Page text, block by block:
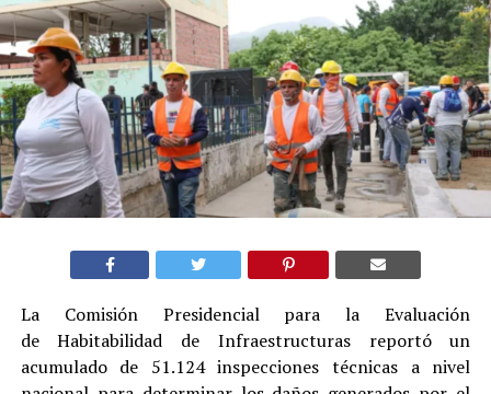
La Comisión Presidencial para la Evaluación
de Habitabilidad de Infraestructuras reportó un
acumulado de 51.124 inspecciones técnicas a nivel